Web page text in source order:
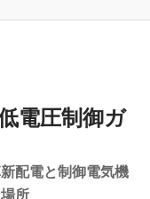
電圧制御ガ
配電と制御電気機
所